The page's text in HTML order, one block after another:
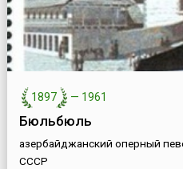
1897 — 1961
Бюльбюль
азербайджанский оперный
СССР